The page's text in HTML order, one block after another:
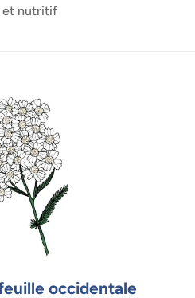
et nutritif
occidentale